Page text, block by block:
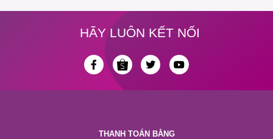
HÃY LUÔN KẾT NỐI
THANH TOÁN BẰNG